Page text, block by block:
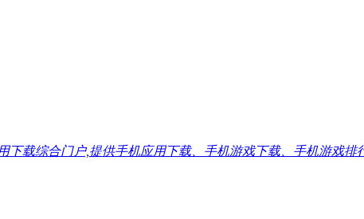
下载综合门户,提供手机应用下载、手机游戏下载、手机游戏